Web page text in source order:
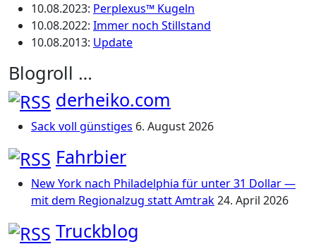
10.08.2023: Perplexus™ Kugeln
10.08.2022: Immer noch Stillstand
10.08.2013: Update
Blogroll …
derheiko.com
Sack voll günstiges 6. August 2026
Fahrbier
New York nach Philadelphia für unter 31 Dollar —
mit dem Regionalzug statt Amtrak24. April 2026
Truckblog